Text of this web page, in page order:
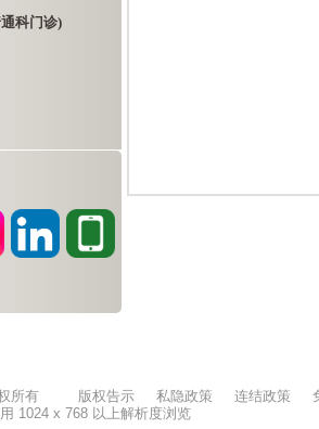
科门诊)
所有 版权告示 私隐政策 连结政策
1024 x 768 以上解析度浏览